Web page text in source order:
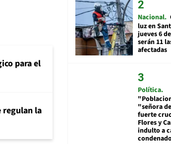
para el
regulan la
Nacional
luz en
jueves 6
serán 11
afectadas
Política
"señora
fuerte
Flores y
indulto a